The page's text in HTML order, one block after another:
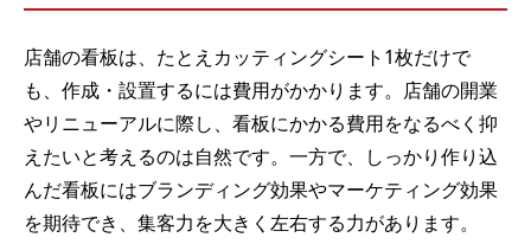
店舗の看板は、たとえカッティングシート1枚だけで
も、作成・設置するには費用がかかります。店舗の開業
やリニューアルに際し、看板にかかる費用をなるべく抑
えたいと考えるのは自然です。一方で、しっかり作り込
んだ看板にはブランディング効果やマーケティング効果
を期待でき、集客力を大きく左右する力があります。